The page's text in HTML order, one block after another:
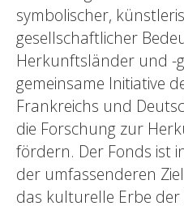
symbolischer,
gesellschaftlicher
Herkunftsländer und -
gemeinsame Initiative
Frankreichs und
die Forschung zur
fördern. Der Fonds ist
der umfassenderen
das kulturelle Erbe